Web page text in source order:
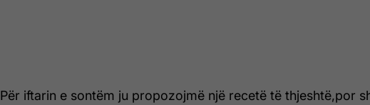
Për iftarin e sontëm ju propozojmë një recetë të thjeshtë,por